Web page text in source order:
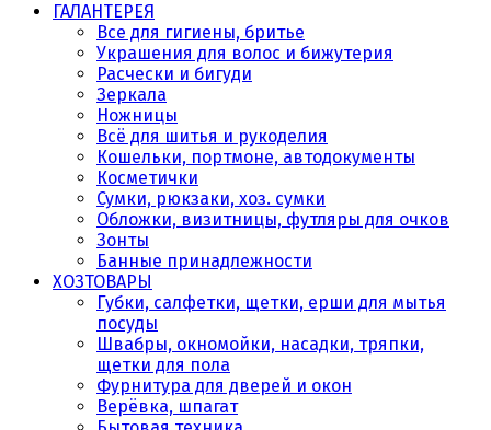
ГАЛАНТЕРЕЯ
Все для гигиены, бритье
Украшения для волос и бижутерия
Расчески и бигуди
Зеркала
Ножницы
Всё для шитья и рукоделия
Кошельки, портмоне, автодокументы
Косметички
Сумки, рюкзаки, хоз. сумки
Обложки, визитницы, футляры для очков
Зонты
Банные принадлежности
ХОЗТОВАРЫ
Губки, салфетки, щетки, ерши для мытья
посуды
Швабры, окномойки, насадки, тряпки,
щетки для пола
Фурнитура для дверей и окон
Верёвка, шпагат